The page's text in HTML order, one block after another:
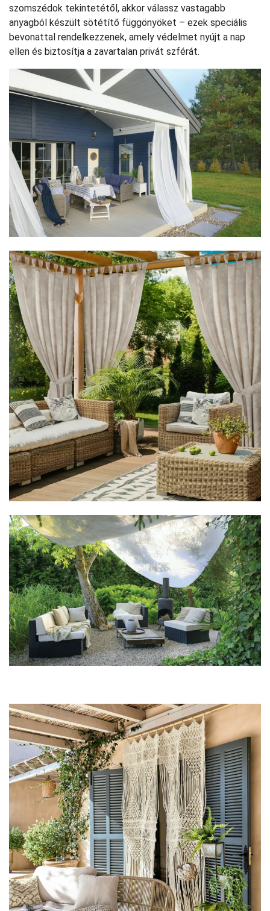
szomszédok tekintetétől, akkor válassz vastagabb
anyagból készült sötétítő függönyöket – ezek speciális
bevonattal rendelkezzenek, amely védelmet nyújt a nap
ellen és biztosítja a zavartalan privát szférát.